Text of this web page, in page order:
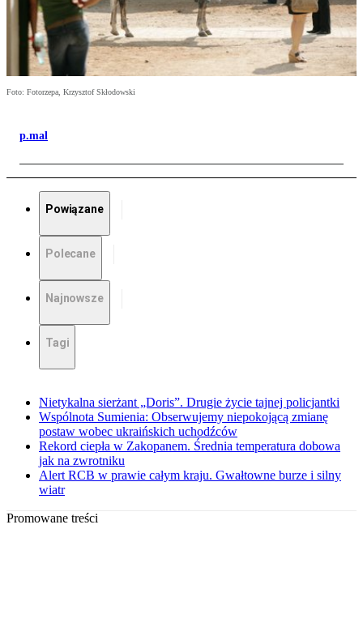
Foto: Fotorzepa, Krzysztof Skłodowski
p.mal
Powiązane
Polecane
Najnowsze
Tagi
Nietykalna sierżant „Doris”. Drugie życie tajnej policjantki
Wspólnota Sumienia: Obserwujemy niepokojącą zmianę
postaw wobec ukraińskich uchodźców
Rekord ciepła w Zakopanem. Średnia temperatura dobowa
jak na zwrotniku
Alert RCB w prawie całym kraju. Gwałtowne burze i silny
wiatr
Promowane treści